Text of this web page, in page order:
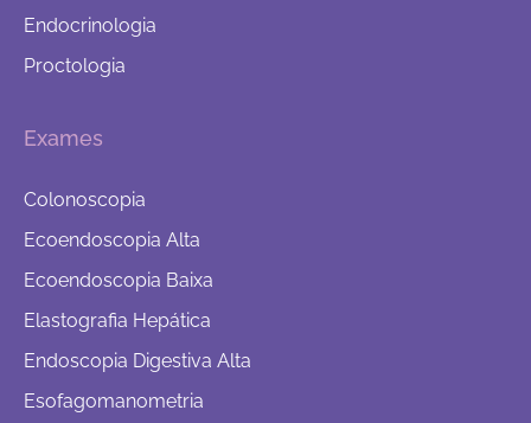
Endocrinologia
Proctologia
Exames
Colonoscopia
Ecoendoscopia Alta
Ecoendoscopia Baixa
Elastografia Hepática
Endoscopia Digestiva Alta
Esofagomanometria